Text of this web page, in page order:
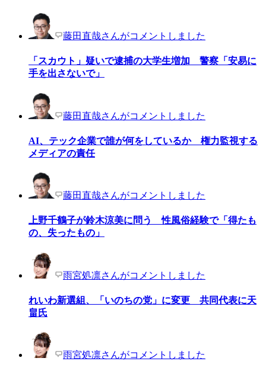
藤田直哉さんがコメントしました
「スカウト」疑いで逮捕の大学生増加 警察「安易に
手を出さないで」
藤田直哉さんがコメントしました
AI、テック企業で誰が何をしているか 権力監視する
メディアの責任
藤田直哉さんがコメントしました
上野千鶴子が鈴木涼美に問う 性風俗経験で「得たも
の、失ったもの」
雨宮処凛さんがコメントしました
れいわ新選組、「いのちの党」に変更 共同代表に天
畠氏
雨宮処凛さんがコメントしました